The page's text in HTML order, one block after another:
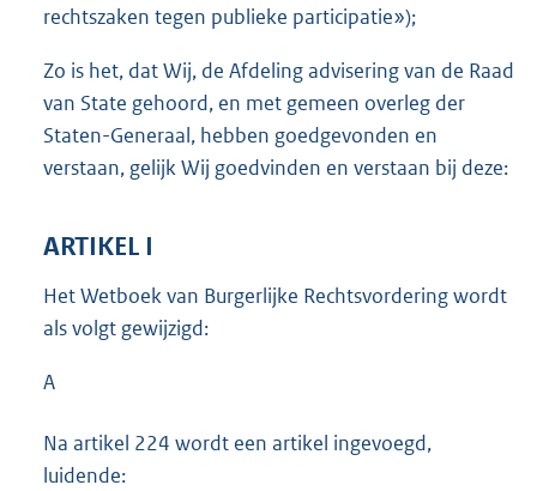
rechtszaken tegen publieke participatie»);
Zo is het, dat Wij, de Afdeling advisering van de Raad
van State gehoord, en met gemeen overleg der
Staten-Generaal, hebben goedgevonden en
verstaan, gelijk Wij goedvinden en verstaan bij deze:
ARTIKEL I
Het Wetboek van Burgerlijke Rechtsvordering wordt
als volgt gewijzigd:
A
Na artikel 224 wordt een artikel ingevoegd,
luidende: